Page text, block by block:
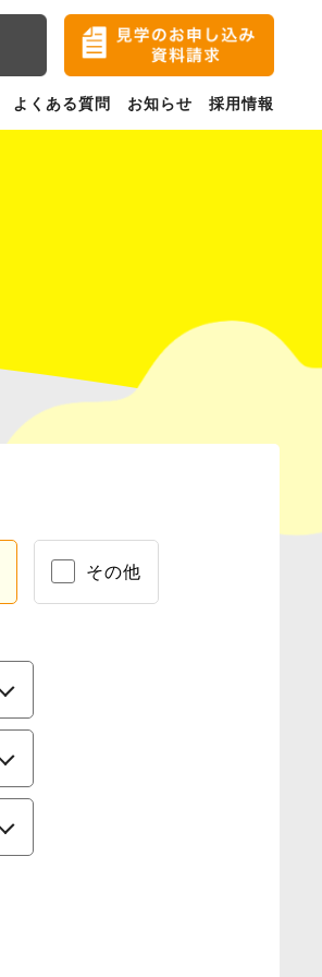
よくある質問 お知らせ 採用情報
その他